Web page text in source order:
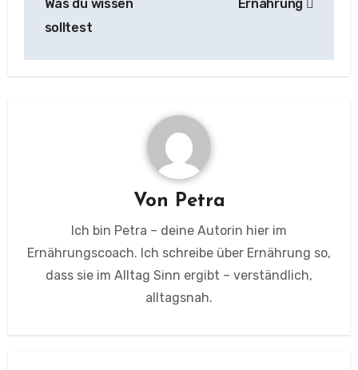
Was du wissen
solltest
Ernährung
Von Petra
Ich bin Petra – deine Autorin hier im
Ernährungscoach. Ich schreibe über Ernährung so,
dass sie im Alltag Sinn ergibt – verständlich,
alltagsnah.